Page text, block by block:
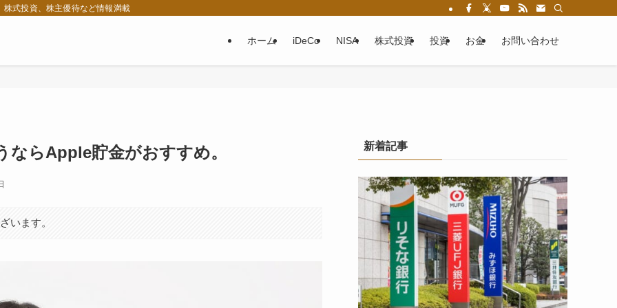
式投資、株主優待など情報満載
ホーム iDeCo NISA 株式投資 投資 お金 お問い合わせ
らApple貯金がおすすめ。
います。
新着記事